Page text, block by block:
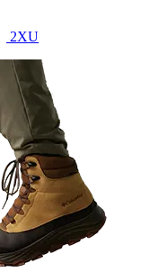
2XU